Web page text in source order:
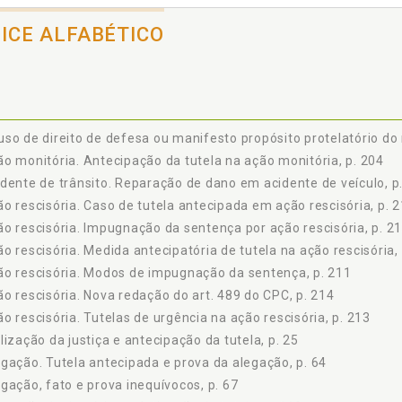
da tutela na preservação do direito subjetivo material -
natureza dos provimentos liminares, p. 53
V, p. 59
de ´prova inequívoca´, p. 60
no terreno probatório, p. 63
antecipada e prova da alegação, p. 64
relevante e prova inequívoca, p. 66
alegação e prova inequívocos, p. 67
da antecipação da tutela - Prova em que se apóia, p. 68
de tutela no tribunal, p. 72
cautelar no tribunal e no juízo de primeiro grau - problemática da
cautelar com eficácia análoga à tutela antecipatória - solução
antecipada antes da sentença e tutela antecipada na sentença,
condições da tutela antecipada: art. 273, I e II, p. 95
receio de dano irreparável ou de difícil reparação, p. 96
ALFABÉTICO
de direito de defesa ou manifesto propósito protelatório do
monitória. Antecipação da tutela na ação monitória, p. 204
de trânsito. Reparação de dano em acidente de veículo,
rescisória. Caso de tutela antecipada em ação rescisória, p.
rescisória. Impugnação da sentença por ação rescisória, p.
rescisória. Medida antecipatória de tutela na ação rescisória,
rescisória. Modos de impugnação da sentença, p. 211
rescisória. Nova redação do art. 489 do CPC, p. 214
rescisória. Tutelas de urgência na ação rescisória, p. 213
da justiça e antecipação da tutela, p. 25
Tutela antecipada e prova da alegação, p. 64
fato e prova inequívocos, p. 67